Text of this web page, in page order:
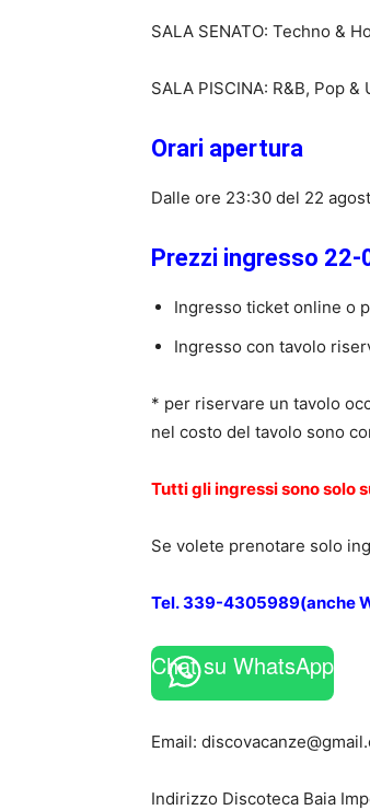
SALA SENATO: Techno &
SALA PISCINA: R&B, Pop &
Orari apertura
Dalle ore 23:30 del 22
Prezzi ingresso
Ingresso ticket online o
Ingresso con tavolo
* per riservare un tavolo
nel costo del tavolo sono
Tutti gli ingressi sono solo
Se volete prenotare solo
Tel. 339-4305989(anche
Chat su WhatsApp
Email:
Indirizzo Discoteca Baia